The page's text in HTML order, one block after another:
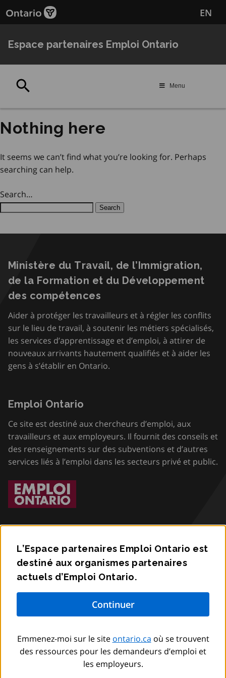
au
principal
au
L’Espace partenaires Emploi Ontario est
destiné aux organismes partenaires
actuels d’Emploi Ontario.
Emmenez-moi sur le site ontario.ca où se trouvent
des ressources pour les demandeurs d’emploi et
les employeurs.
EN
Espace partenaires Emploi Ontario
Menu
Nothing here
It seems we can’t find what you’re looking for. Perhaps
searching can help.
Search…
Ministère du Travail, de l’Immigration,
de la Formation et du Développement
des compétences
Aider à protéger les travailleurs et à régler les conflits
sur le lieu de travail, à soutenir les métiers spécialisés,
les services d’apprentissage et d’emploi, à attirer de
nouveaux arrivants hautement qualifiés et à aider les
gens à s’établir en Ontario.
Emploi Ontario
Ce site est destiné aux chercheurs d’emploi, aux
travailleurs et aux employeurs. Il fournit des conseils et
des renseignements sur des subventions et d’autres
services liés à l’emploi dans les secteurs privé et public.
Accessibilité
Confidentialité
© Imprimeur du Roi pour l’Ontario,2012 –to
2026